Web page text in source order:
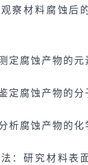
察材料腐蚀后
定腐蚀产物的元
定腐蚀产物的分
析腐蚀产物的化
：研究材料表